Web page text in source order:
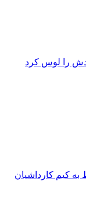
را لوس کرد
کیم کارداشیان